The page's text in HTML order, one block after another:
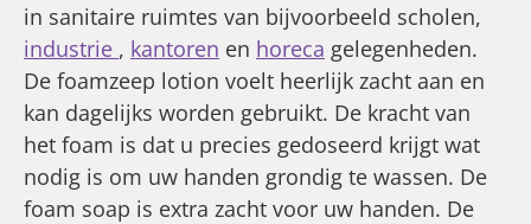
in sanitaire ruimtes van bijvoorbeeld scholen,
industrie , kantoren en horeca gelegenheden.
De foamzeep lotion voelt heerlijk zacht aan en
kan dagelijks worden gebruikt. De kracht van
het foam is dat u precies gedoseerd krijgt wat
nodig is om uw handen grondig te wassen. De
foam soap is extra zacht voor uw handen. De